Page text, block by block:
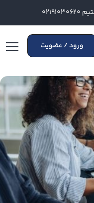
ورود / عضویت